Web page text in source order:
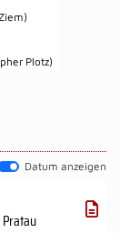
Plotz)
Datum anzeigen
Pratau